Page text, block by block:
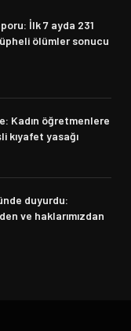
İlk 7 ayda 231
ölümler sonucu
Kadın öğretmenlere
kıyafet yasağı
duyurdu:
ve haklarımızdan